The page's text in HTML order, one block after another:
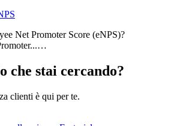
Net Promoter Score (eNPS)?
che stai cercando?
clienti è qui per te.